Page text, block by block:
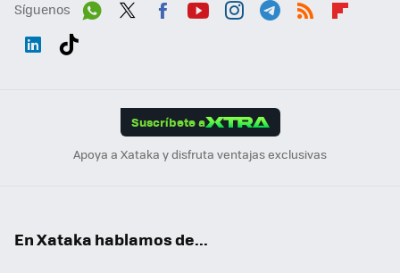
Síguenos
Suscríbete a
Apoya a Xataka y disfruta ventajas exclusivas
En Xataka hablamos de...